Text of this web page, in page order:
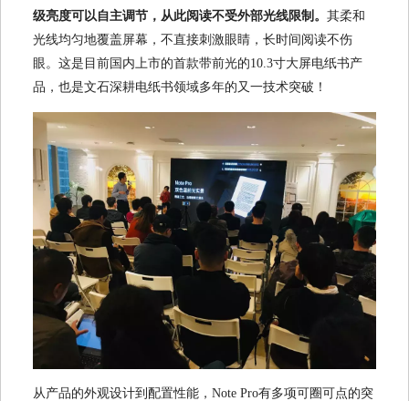
级亮度可以自主调节，从此阅读不受外部光线限制。 其柔和
光线均匀地覆盖屏幕，不直接刺激眼睛，长时间阅读不伤
眼。这是目前国内上市的首款带前光的10.3寸大屏电纸书产
品，也是文石深耕电纸书领域多年的又一技术突破！
从产品的外观设计到配置性能，Note Pro有多项可圈可点的突